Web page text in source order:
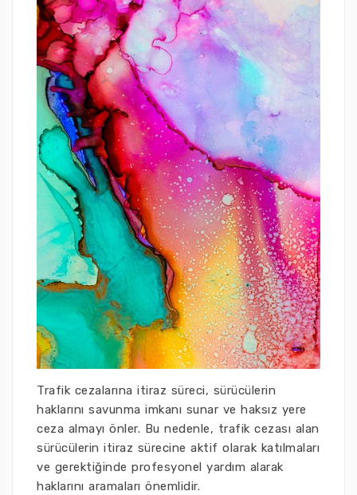
Trafik cezalarına itiraz süreci, sürücülerin
haklarını savunma imkanı sunar ve haksız yere
ceza almayı önler. Bu nedenle, trafik cezası alan
sürücülerin itiraz sürecine aktif olarak katılmaları
ve gerektiğinde profesyonel yardım alarak
haklarını aramaları önemlidir.